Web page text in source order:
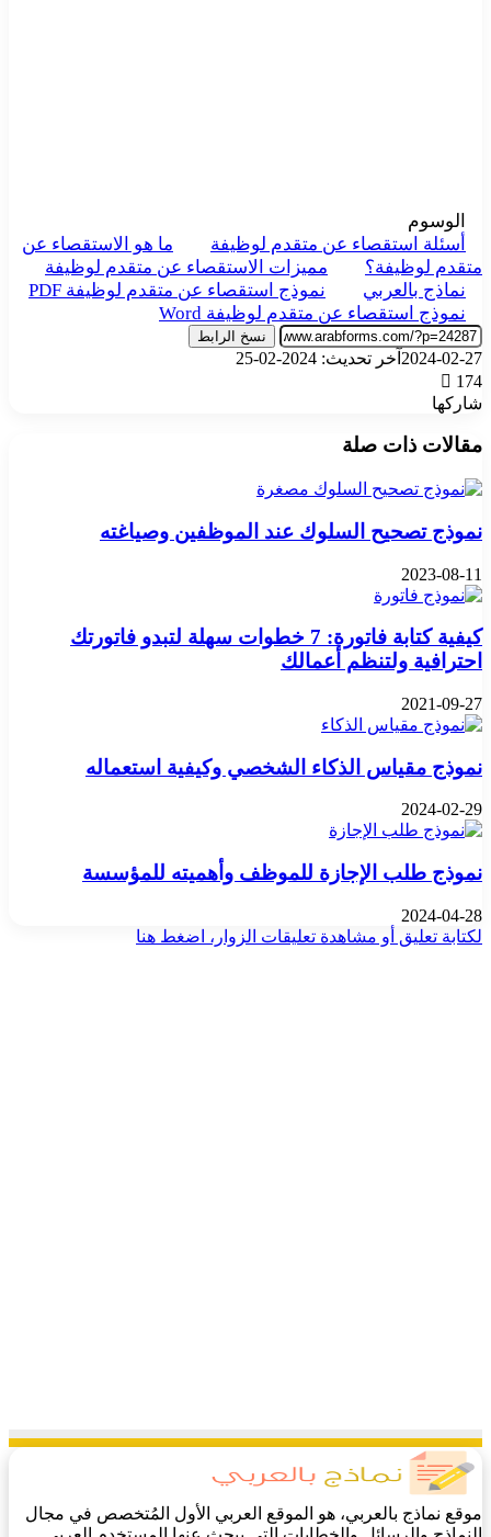
الوسوم
أسئلة استقصاء عن متقدم لوظيفة
ما هو الاستقصاء عن
متقدم لوظيفة؟
مميزات الاستقصاء عن متقدم لوظيفة
نماذج بالعربي
نموذج استقصاء عن متقدم لوظيفة PDF
نموذج استقصاء عن متقدم لوظيفة Word
نسخ الرابط
2024-02-27 آخر تحديث: 2024-02-25
174
شاركها
مقالات ذات صلة
نموذج تصحيح السلوك عند الموظفين وصياغته
2023-08-11
كيفية كتابة فاتورة: 7 خطوات سهلة لتبدو فاتورتك
احترافية ولتنظم أعمالك
2021-09-27
نموذج مقياس الذكاء الشخصي وكيفية استعماله
2024-02-29
نموذج طلب الإجازة للموظف وأهميته للمؤسسة
2024-04-28
لكتابة تعليق أو مشاهدة تعليقات الزوار، اضغط هنا
موقع نماذج بالعربي، هو الموقع العربي الأول المُتخصص في مجال